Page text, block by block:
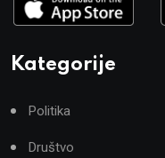
Kategorije
Politika
Društvo